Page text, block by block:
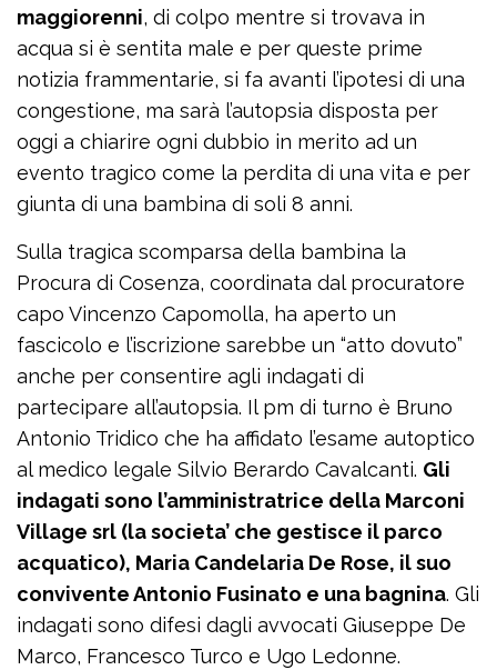
maggiorenni, di colpo mentre si trovava in
acqua si è sentita male e per queste prime
notizia frammentarie, si fa avanti l’ipotesi di una
congestione, ma sarà l’autopsia disposta per
oggi a chiarire ogni dubbio in merito ad un
evento tragico come la perdita di una vita e per
giunta di una bambina di soli 8 anni.
Sulla tragica scomparsa della bambina la
Procura di Cosenza, coordinata dal procuratore
capo Vincenzo Capomolla, ha aperto un
fascicolo e l’iscrizione sarebbe un “atto dovuto”
anche per consentire agli indagati di
partecipare all’autopsia. Il pm di turno è Bruno
Antonio Tridico che ha affidato l’esame autoptico
al medico legale Silvio Berardo Cavalcanti. Gli
indagati sono l’amministratrice della Marconi
Village srl (la societa’ che gestisce il parco
acquatico), Maria Candelaria De Rose, il suo
convivente Antonio Fusinato e una bagnina. Gli
indagati sono difesi dagli avvocati Giuseppe De
Marco, Francesco Turco e Ugo Ledonne.